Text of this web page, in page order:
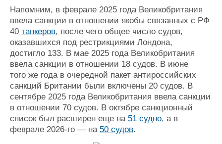
Конференции
Выставки и семинары
Личности
Словарь
Флот
Галерея флота
Форум
Отзывы
Все службы
Напомним, в феврале 2025 года Великобритания
ввела санкции в отношении якобы связанных с РФ
40 танкеров, после чего общее число судов,
оказавшихся под рестрикциями Лондона,
достигло 133. В мае 2025 года Великобритания
ввела санкции в отношении 18 судов. В июне
того же года в очередной пакет антироссийских
санкций Британии были включены 20 судов. В
сентябре 2025 года Великобритания ввела санкции
в отношении 70 судов. В октябре санкционный
список был расширен еще на 51 судно, а в
феврале 2026-го — на 50 судов.